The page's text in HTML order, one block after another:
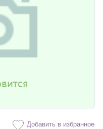
Добавить в избранное